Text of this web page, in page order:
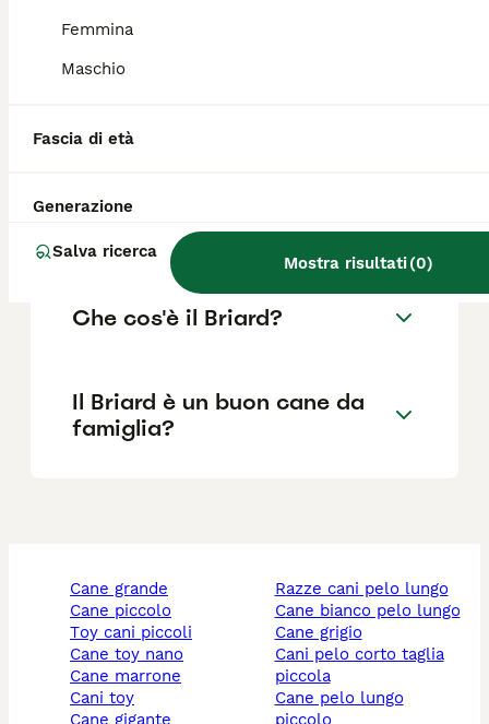
Femmina
Maschio
Fascia di età
Generazione
Salva ricerca
Mostra risultati(0)
Qual è il carattere del Cane
Che cos'è il Briard?
Il Briard è un buon cane da
famiglia?
cane grande
cane piccolo
toy cani piccoli
cane toy nano
cane marrone
cani toy
razze cani pelo lungo
cane bianco pelo lungo
cane grigio
cani pelo corto taglia
piccola
cane pelo lungo